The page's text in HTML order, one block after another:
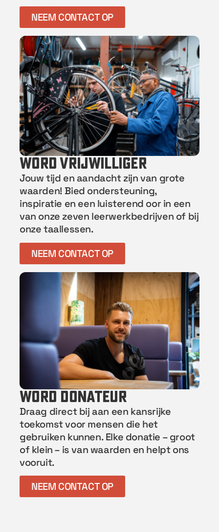
NEEM CONTACT OP
word vrijwilliger
Jouw tijd en aandacht zijn van grote
waarden! Bied ondersteuning,
inspiratie en een luisterend oor in een
van onze zeven leerwerkbedrijven of bij
onze taallessen.
NEEM CONTACT OP
word donateur
Draag direct bij aan een kansrijke
toekomst voor mensen die het
gebruiken kunnen. Elke donatie – groot
of klein – is van waarden en helpt ons
vooruit.
NEEM CONTACT OP